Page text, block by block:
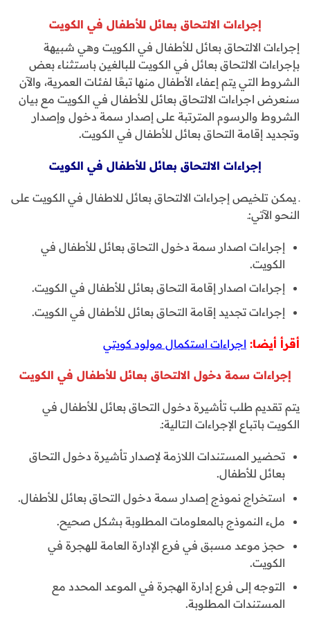
إجراءات الالتحاق بعائل للأطفال في الكويت
إجراءات الالتحاق بعائل للأطفال في الكويت وهي شبيهة
بإجراءات الالتحاق بعائل في الكويت للبالغين باستثناء بعض
الشروط التي يتم إعفاء الأطفال منها تبعًا لفئات العمرية، والآن
سنعرض اجراءات الالتحاق بعائل للأطفال في الكويت مع بيان
الشروط والرسوم المترتبة على إصدار سمة دخول وإصدار
وتجديد إقامة التحاق بعائل للأطفال في الكويت.
إجراءات الالتحاق بعائل للأطفال في الكويت
ـ يمكن تلخيص إجراءات الالتحاق بعائل للاطفال في الكويت على
النحو الآتي:ـ
إجراءات اصدار سمة دخول التحاق بعائل للأطفال في
الكويت.
إجراءات اصدار إقامة التحاق بعائل للأطفال في الكويت.
إجراءات تجديد إقامة التحاق بعائل للأطفال في الكويت.
أقرأ أيضا: اجراءات استكمال مولود كويتي
إجراءات سمة دخول الالتحاق بعائل للأطفال في الكويت
يتم تقديم طلب تأشيرة دخول التحاق بعائل للأطفال في
الكويت باتباع الإجراءات التالية:ـ
تحضير المستندات اللازمة لإصدار تأشيرة دخول التحاق
بعائل للأطفال.
استخراج نموذج إصدار سمة دخول التحاق بعائل للأطفال.
ملء النموذج بالمعلومات المطلوبة بشكل صحيح.
حجز موعد مسبق في فرع الإدارة العامة للهجرة في
الكويت.
التوجه إلى فرع إدارة الهجرة في الموعد المحدد مع
المستندات المطلوبة.